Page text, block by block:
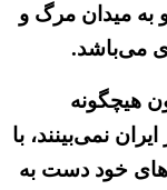
به میدان مرگ و
می‌باشد.
هیچگونه
نمی‌بینند، با
خود دست به